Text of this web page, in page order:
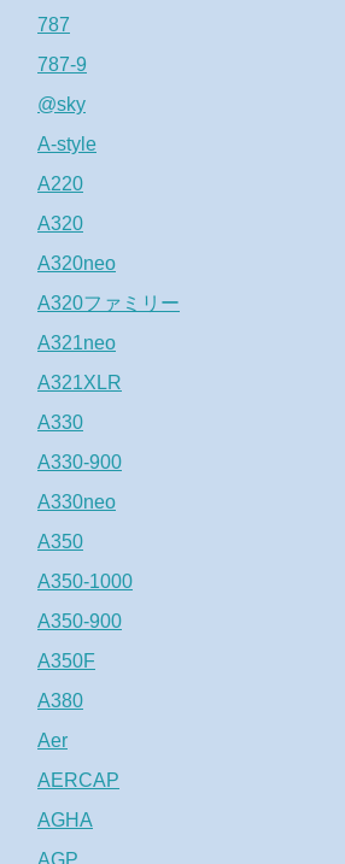
787
787-9
@sky
A-style
A220
A320
A320neo
A320ファミリー
A321neo
A321XLR
A330
A330-900
A330neo
A350
A350-1000
A350-900
A350F
A380
Aer
AERCAP
AGHA